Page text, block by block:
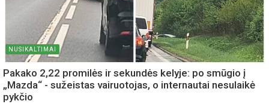
NUSIKALTIMAI
Pakako 2,22 promilės ir sekundės kelyje: po smūgio į
„Mazda“ - sužeistas vairuotojas, o internautai nesulaikė
pykčio